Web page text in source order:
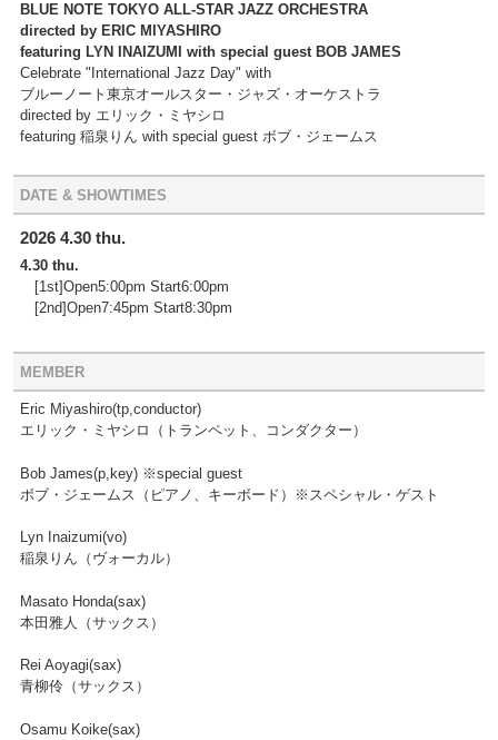
BLUE NOTE TOKYO ALL-STAR JAZZ ORCHESTRA
directed by ERIC MIYASHIRO
featuring LYN INAIZUMI with special guest BOB JAMES
Celebrate "International Jazz Day" with
ブルーノート東京オールスター・ジャズ・オーケストラ
directed by エリック・ミヤシロ
featuring 稲泉りん with special guest ボブ・ジェームス
DATE & SHOWTIMES
2026 4.30 thu.
4.30 thu.
[1st]Open5:00pm Start6:00pm
[2nd]Open7:45pm Start8:30pm
MEMBER
Eric Miyashiro(tp,conductor)
エリック・ミヤシロ（トランペット、コンダクター）
Bob James(p,key) ※special guest
ボブ・ジェームス（ピアノ、キーボード）※スペシャル・ゲスト
Lyn Inaizumi(vo)
稲泉りん（ヴォーカル）
Masato Honda(sax)
本田雅人（サックス）
Rei Aoyagi(sax)
青柳伶（サックス）
Osamu Koike(sax)